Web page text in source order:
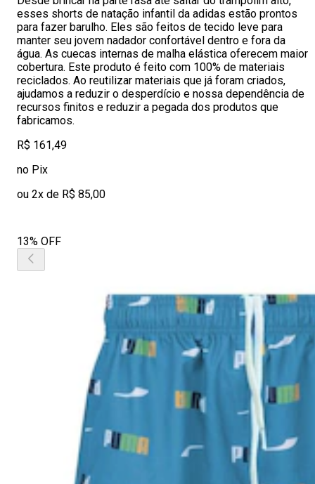
esses shorts de natação infantil da adidas estão prontos
para fazer barulho. Eles são feitos de tecido leve para
manter seu jovem nadador confortável dentro e fora da
água. As cuecas internas de malha elástica oferecem maior
cobertura. Este produto é feito com 100% de materiais
reciclados. Ao reutilizar materiais que já foram criados,
ajudamos a reduzir o desperdício e nossa dependência de
recursos finitos e reduzir a pegada dos produtos que
fabricamos.
R$ 161,49
no Pix
ou 2x de R$ 85,00
13% OFF